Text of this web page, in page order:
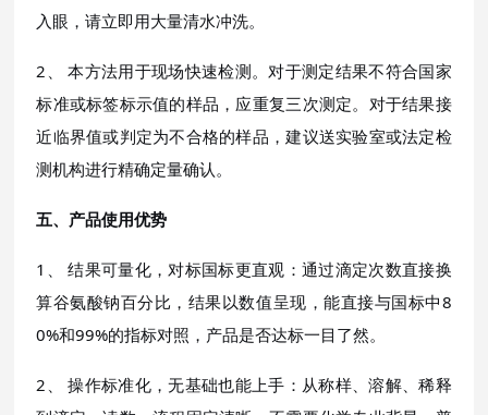
入眼，请立即用大量清水冲洗。
2、 本方法用于现场快速检测。对于测定结果不符合国家
标准或标签标示值的样品，应重复三次测定。对于结果接
近临界值或判定为不合格的样品，建议送实验室或法定检
测机构进行精确定量确认。
五、产品使用优势
1、 结果可量化，对标国标更直观：通过滴定次数直接换
算谷氨酸钠百分比，结果以数值呈现，能直接与国标中8
0%和99%的指标对照，产品是否达标一目了然。
2、 操作标准化，无基础也能上手：从称样、溶解、稀释